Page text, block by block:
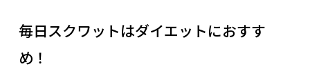
毎日スクワットはダイエットにおすす
め！